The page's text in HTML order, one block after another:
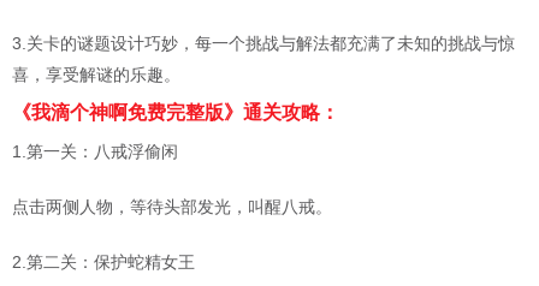
3.关卡的谜题设计巧妙，每一个挑战与解法都充满了未知的挑战与惊
喜，享受解谜的乐趣。
《我滴个神啊免费完整版》通关攻略：
1.第一关：八戒浮偷闲
点击两侧人物，等待头部发光，叫醒八戒。
2.第二关：保护蛇精女王